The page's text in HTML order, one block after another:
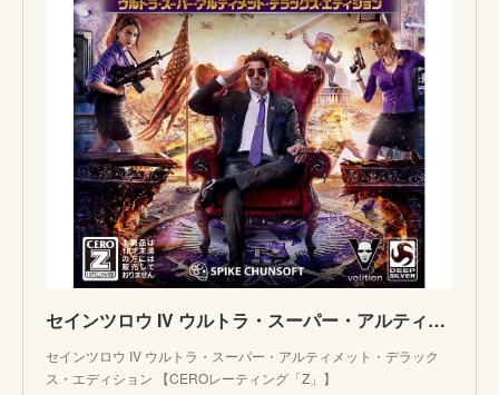
セインツロウ IV ウルトラ・スーパー・アルティメット・デラックス・エディション 【CEROレーティング「Z」】
セインツロウ IV ウルトラ・スーパー・アルティメット・デラック
ス・エディション 【CEROレーティング「Z」】